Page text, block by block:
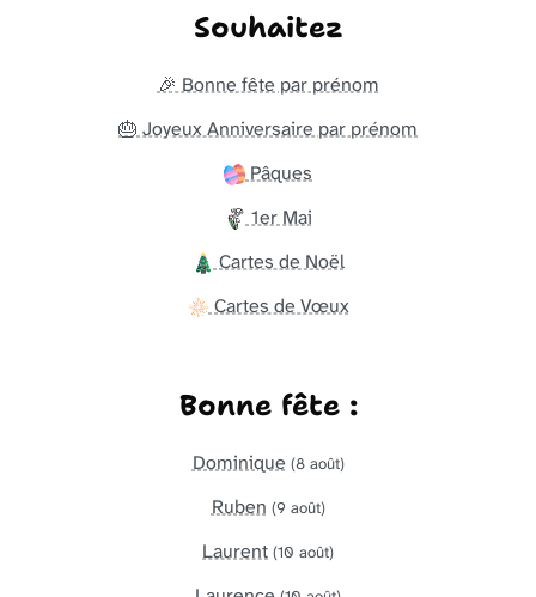
Souhaitez
🎉 Bonne fête par prénom
🎂 Joyeux Anniversaire par prénom
Pâques
1er Mai
Cartes de Noël
Cartes de Vœux
Bonne fête :
Dominique (8 août)
Ruben (9 août)
Laurent (10 août)